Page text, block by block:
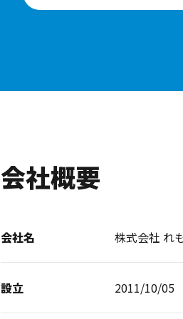
会社概要
会社名 株式会社 れ
設立 2011/10/05